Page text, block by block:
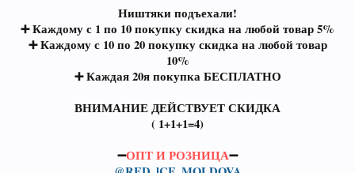
Ништяки подъехали!
➕ Каждому с 1 по 10 покупку скидка на любой товар 5%
➕ Каждому с 10 по 20 покупку скидка на любой товар
10%
➕ Каждая 20я покупка БЕСПЛАТНО
ВНИМАНИЕ ДЕЙСТВУЕТ СКИДКА
( 1+1+1=4)
➖ОПТ И РОЗНИЦА➖